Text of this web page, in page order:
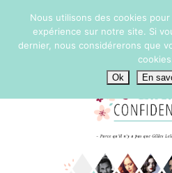
Nous utilisons des cookies
expérience sur notre site. Si
dernier, nous considérerons que
cookies.
Ok En